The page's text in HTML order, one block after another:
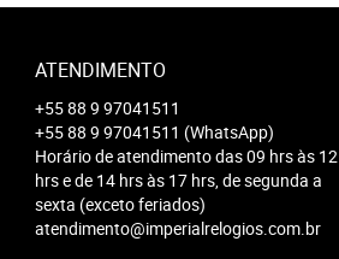
ATENDIMENTO
+55 88 9 97041511
+55 88 9 97041511 (WhatsApp)
Horário de atendimento das 09 hrs às 12
hrs e de 14 hrs às 17 hrs, de segunda a
sexta (exceto feriados)
atendimento@imperialrelogios.com.br